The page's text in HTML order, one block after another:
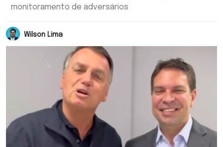
monitoramento de adversários
Wilson Lima